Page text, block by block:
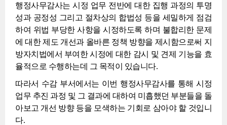
행정사무감사는 시정 업무 전반에 대한 집행 과정의 투명
성과 공정성 그리고 절차상의 합법성 등을 세밀하게 점검
하여 위법 부당한 사항을 시정하도록 하며 불합리한 문제
에 대한 제도 개선과 올바른 정책 방향을 제시함으로써 지
방자치법에서 부여한 시정에 대한 감시 및 견제 기능을 효
율적으로 수행하는데 그 목적이 있습니다.
따라서 수감 부서에서는 이번 행정사무감사를 통해 시정
업무 추진 과정 및 그 결과에 대하여 미흡했던 부분들을 돌
아보고 개선 방향 등을 모색하는 기회로 삼아야 할 것입니
다.